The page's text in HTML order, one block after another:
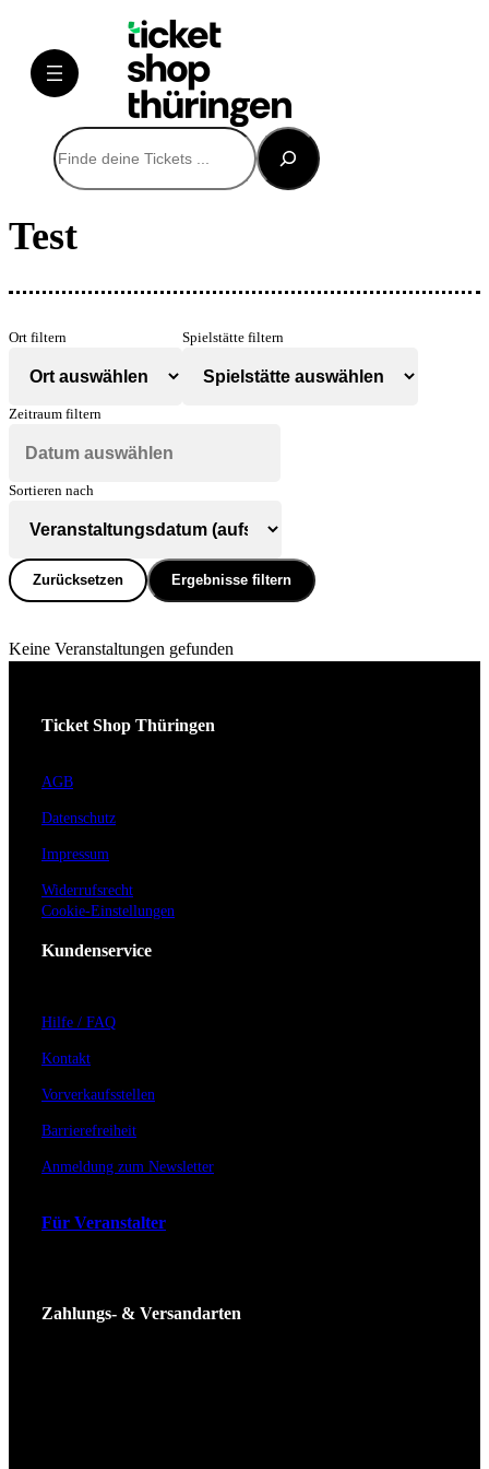
Suchen
Test
Ort filtern Spielstätte filtern
Zeitraum filtern
Sortieren nach
Zurücksetzen Ergebnisse filtern
Keine Veranstaltungen gefunden
Ticket Shop Thüringen
AGB
Datenschutz
Impressum
Widerrufsrecht
Cookie-Einstellungen
Kundenservice
Hilfe / FAQ
Kontakt
Vorverkaufsstellen
Barrierefreiheit
Anmeldung zum Newsletter
Für Veranstalter
Zahlungs- & Versandarten